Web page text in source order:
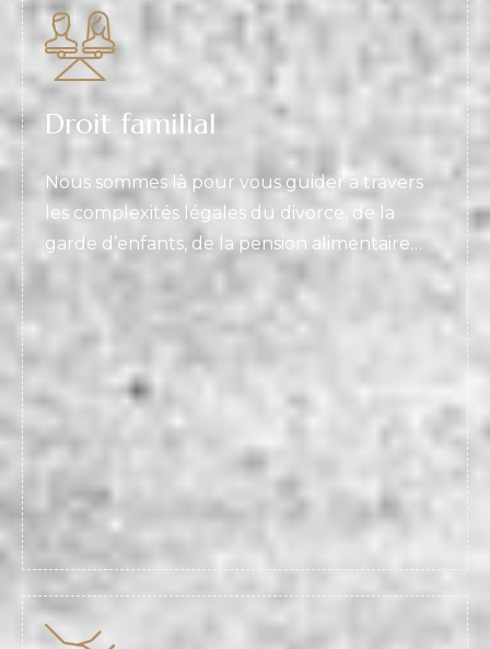
Droit familial
Nous sommes là pour vous guider à travers
les complexités légales du divorce, de la
garde d’enfants, de la pension alimentaire…